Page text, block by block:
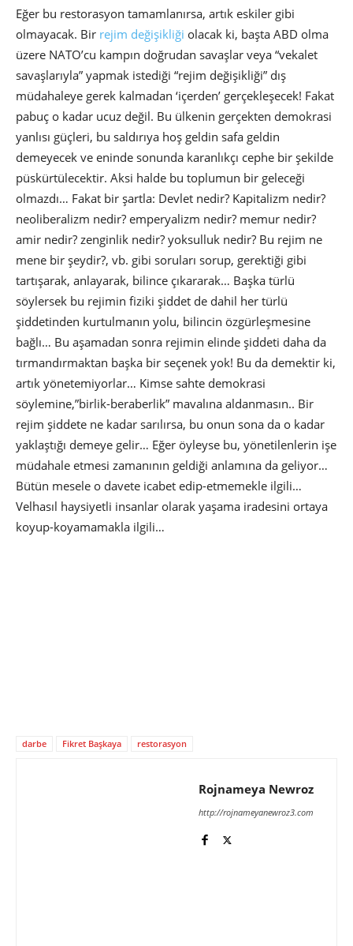
Eğer bu restorasyon tamamlanırsa, artık eskiler gibi
olmayacak. Bir rejim değişikliği olacak ki, başta ABD olma
üzere NATO’cu kampın doğrudan savaşlar veya “vekalet
savaşlarıyla” yapmak istediği “rejim değişikliği” dış
müdahaleye gerek kalmadan ‘içerden’ gerçekleşecek! Fakat
pabuç o kadar ucuz değil. Bu ülkenin gerçekten demokrasi
yanlısı güçleri, bu saldırıya hoş geldin safa geldin
demeyecek ve eninde sonunda karanlıkçı cephe bir şekilde
püskürtülecektir. Aksi halde bu toplumun bir geleceği
olmazdı… Fakat bir şartla: Devlet nedir? Kapitalizm nedir?
neoliberalizm nedir? emperyalizm nedir? memur nedir?
amir nedir? zenginlik nedir? yoksulluk nedir? Bu rejim ne
mene bir şeydir?, vb. gibi soruları sorup, gerektiği gibi
tartışarak, anlayarak, bilince çıkararak… Başka türlü
söylersek bu rejimin fiziki şiddet de dahil her türlü
şiddetinden kurtulmanın yolu, bilincin özgürleşmesine
bağlı… Bu aşamadan sonra rejimin elinde şiddeti daha da
tırmandırmaktan başka bir seçenek yok! Bu da demektir ki,
artık yönetemiyorlar… Kimse sahte demokrasi
söylemine,”birlik-beraberlik” mavalına aldanmasın.. Bir
rejim şiddete ne kadar sarılırsa, bu onun sona da o kadar
yaklaştığı demeye gelir… Eğer öyleyse bu, yönetilenlerin işe
müdahale etmesi zamanının geldiği anlamına da geliyor…
Bütün mesele o davete icabet edip-etmemekle ilgili…
Velhasıl haysiyetli insanlar olarak yaşama iradesini ortaya
koyup-koyamamakla ilgili…
darbe Fikret Başkaya restorasyon
Rojnameya Newroz
http://rojnameyanewroz3.com